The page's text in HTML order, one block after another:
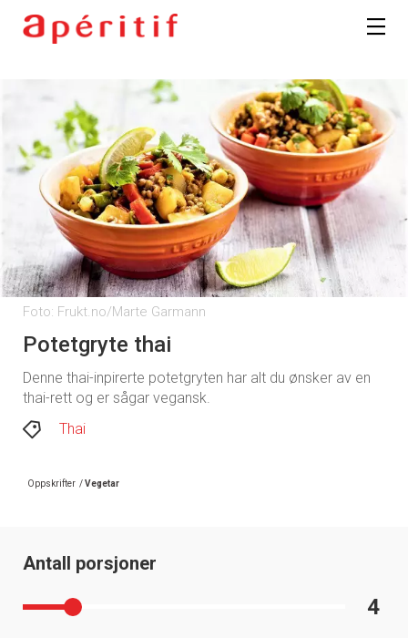
Foto: Frukt.no/Marte Garmann
Potetgryte thai
Denne thai-inpirerte potetgryten har alt du ønsker av en
thai-rett og er sågar vegansk.
Thai
Oppskrifter /Vegetar
Antall porsjoner
4